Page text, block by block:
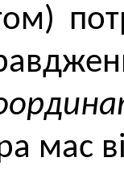
мас